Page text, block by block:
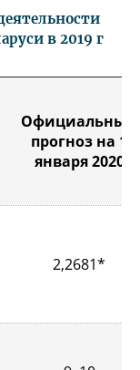
в 2019 г
Официальный
прогноз на 1
января 2020
2,2681*